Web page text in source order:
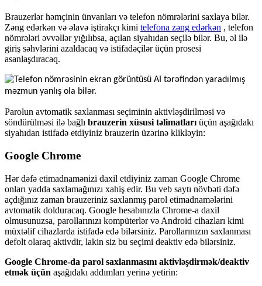
Brauzerlər həmçinin ünvanları və telefon nömrələrini saxlaya bilər.
Zəng edərkən və əlavə iştirakçı kimi telefona zəng edərkən , telefon
nömrələri əvvəllər yığılıbsa, açılan siyahıdan seçilə bilər. Bu, əl ilə
giriş səhvlərini azaldacaq və istifadəçilər üçün prosesi
asanlaşdıracaq.
Parolun avtomatik saxlanması seçiminin aktivləşdirilməsi və
söndürülməsi ilə bağlı brauzerin xüsusi təlimatları üçün aşağıdakı
siyahıdan istifadə etdiyiniz brauzerin üzərinə klikləyin:
Google Chrome
Hər dəfə etimadnamənizi daxil etdiyiniz zaman Google Chrome
onları yadda saxlamağınızı xahiş edir. Bu veb saytı növbəti dəfə
açdığınız zaman brauzeriniz saxlanmış parol etimadnamələrini
avtomatik dolduracaq. Google hesabınızla Chrome-a daxil
olmusunuzsa, parollarınızı kompüterlər və Android cihazları kimi
müxtəlif cihazlarda istifadə edə bilərsiniz. Parollarınızın saxlanması
defolt olaraq aktivdir, lakin siz bu seçimi deaktiv edə bilərsiniz.
Google Chrome-da parol saxlanmasını aktivləşdirmək/deaktiv
etmək üçün aşağıdakı addımları yerinə yetirin: